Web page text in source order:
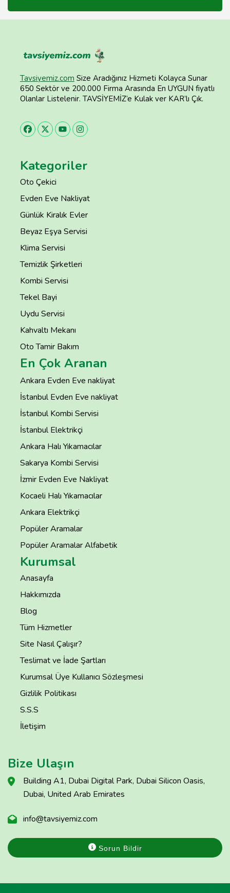
Tavsiyemiz.com Size Aradığınız Hizmeti Kolayca Sunar
650 Sektör ve 200.000 Firma Arasında En UYGUN fiyatlı
Olanlar Listelenir. TAVSİYEMİZ’e Kulak ver KAR’lı Çık.
Kategoriler
Oto Çekici
Evden Eve Nakliyat
Günlük Kiralık Evler
Beyaz Eşya Servisi
Klima Servisi
Temizlik Şirketleri
Kombi Servisi
Tekel Bayi
Uydu Servisi
Kahvaltı Mekanı
Oto Tamir Bakım
En Çok Aranan
Ankara Evden Eve nakliyat
İstanbul Evden Eve nakliyat
İstanbul Kombi Servisi
İstanbul Elektrikçi
Ankara Halı Yıkamacılar
Sakarya Kombi Servisi
İzmir Evden Eve Nakliyat
Kocaeli Halı Yıkamacılar
Ankara Elektrikçi
Popüler Aramalar
Popüler Aramalar Alfabetik
Kurumsal
Anasayfa
Hakkımızda
Blog
Tüm Hizmetler
Site Nasıl Çalışır?
Teslimat ve İade Şartları
Kurumsal Üye Kullanıcı Sözleşmesi
Gizlilik Politikası
S.S.S
İletişim
Bize Ulaşın
Building A1, Dubai Digital Park, Dubai Silicon Oasis,
Dubai, United Arab Emirates
info@tavsiyemiz.com
Sorun Bildir